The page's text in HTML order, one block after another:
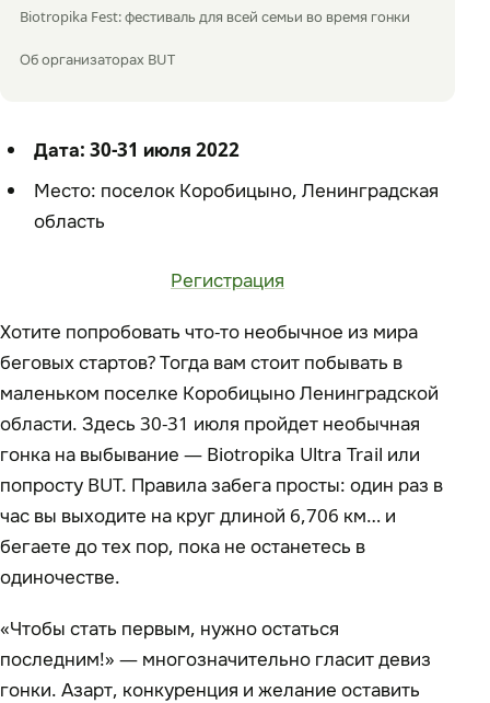
Biotropika Fest: фестиваль для всей семьи во время гонки
Об организаторах BUT
Дата: 30-31 июля 2022
Место: поселок Коробицыно, Ленинградская
область
Регистрация
Хотите попробовать что-то необычное из мира
беговых стартов? Тогда вам стоит побывать в
маленьком поселке Коробицыно Ленинградской
области. Здесь 30-31 июля пройдет необычная
гонка на выбывание — Biotropika Ultra Trail или
попросту BUT. Правила забега просты: один раз в
час вы выходите на круг длиной 6,706 км… и
бегаете до тех пор, пока не останетесь в
одиночестве.
«Чтобы стать первым, нужно остаться
последним!» — многозначительно гласит девиз
гонки. Азарт, конкуренция и желание оставить